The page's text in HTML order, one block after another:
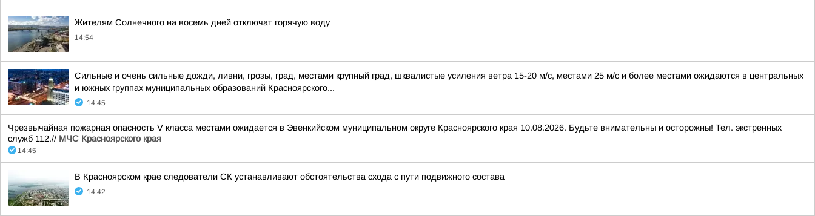
Жителям Солнечного на восемь дней отключат горячую воду
14:54
Сильные и очень сильные дожди, ливни, грозы, град, местами крупный град, шквалистые усиления ветра 15-20 м/с, местами 25 м/с и более местами ожидаются в центральных
и южных группах муниципальных образований Красноярского...
14:45
Чрезвычайная пожарная опасность V класса местами ожидается в Эвенкийском муниципальном округе Красноярского края 10.08.2026. Будьте внимательны и осторожны! Тел. экстренных
служб 112.// МЧС Красноярского края
14:45
В Красноярском крае следователи СК устанавливают обстоятельства схода с пути подвижного состава
14:42